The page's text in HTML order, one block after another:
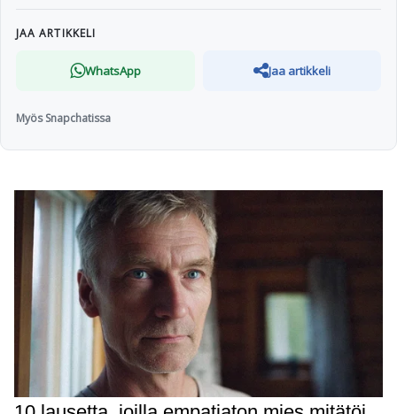
JAA ARTIKKELI
WhatsApp Jaa artikkeli
Myös Snapchatissa